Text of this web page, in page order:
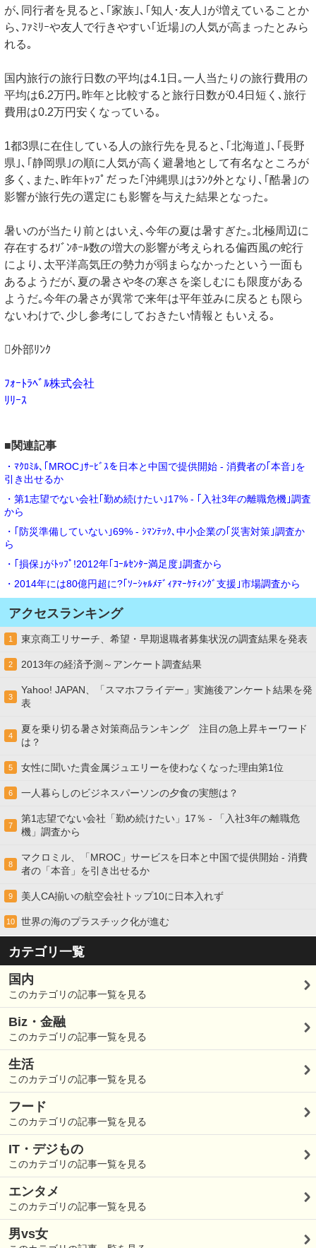
が､同行者を見ると､｢家族｣､｢知人･友人｣が増えていることか
ら､ﾌｧﾐﾘｰや友人で行きやすい｢近場｣の人気が高まったとみら
れる｡
国内旅行の旅行日数の平均は4.1日｡一人当たりの旅行費用の
平均は6.2万円｡昨年と比較すると旅行日数が0.4日短く､旅行
費用は0.2万円安くなっている｡
1都3県に在住している人の旅行先を見ると､｢北海道｣､｢長野
県｣､｢静岡県｣の順に人気が高く避暑地として有名なところが
多く､また､昨年ﾄｯﾌﾟだった｢沖縄県｣はﾗﾝｸ外となり､｢酷暑｣の
影響が旅行先の選定にも影響を与えた結果となった｡
暑いのが当たり前とはいえ､今年の夏は暑すぎた｡北極周辺に
存在するｵｿﾞﾝﾎｰﾙ数の増大の影響が考えられる偏西風の蛇行
により､太平洋高気圧の勢力が弱まらなかったという一面も
あるようだが､夏の暑さや冬の寒さを楽しむにも限度がある
ようだ｡今年の暑さが異常で来年は平年並みに戻るとも限ら
ないわけで､少し参考にしておきたい情報ともいえる｡
外部ﾘﾝｸ
ﾌｫｰﾄﾗﾍﾞﾙ株式会社
ﾘﾘｰｽ
■関連記事
・ﾏｸﾛﾐﾙ､｢MROC｣ｻｰﾋﾞｽを日本と中国で提供開始 - 消費者の｢本音｣を
引き出せるか
・第1志望でない会社｢勤め続けたい｣17% - ｢入社3年の離職危機｣調査
から
・｢防災準備していない｣69% - ｼﾏﾝﾃｯｸ､中小企業の｢災害対策｣調査か
ら
・｢損保｣がﾄｯﾌﾟ!2012年｢ｺｰﾙｾﾝﾀｰ満足度｣調査から
・2014年には80億円超に?｢ｿｰｼｬﾙﾒﾃﾞｨｱﾏｰｹﾃｨﾝｸﾞ支援｣市場調査から
アクセスランキング
1 東京商工リサーチ、希望・早期退職者募集状況の調査結果を発表
2 2013年の経済予測～アンケート調査結果
3
Yahoo! JAPAN、「スマホフライデー」実施後アンケート結果を発
表
4
夏を乗り切る暑さ対策商品ランキング 注目の急上昇キーワード
は？
5 女性に聞いた貴金属ジュエリーを使わなくなった理由第1位
6 一人暮らしのビジネスパーソンの夕食の実態は？
7
第1志望でない会社「勤め続けたい」17％ - 「入社3年の離職危
機」調査から
8
マクロミル、「MROC」サービスを日本と中国で提供開始 - 消費
者の「本音」を引き出せるか
9 美人CA揃いの航空会社トップ10に日本入れず
10 世界の海のプラスチック化が進む
カテゴリ一覧
国内
このカテゴリの記事一覧を見る
Biz・金融
このカテゴリの記事一覧を見る
生活
このカテゴリの記事一覧を見る
フード
このカテゴリの記事一覧を見る
IT・デジもの
このカテゴリの記事一覧を見る
エンタメ
このカテゴリの記事一覧を見る
男vs女